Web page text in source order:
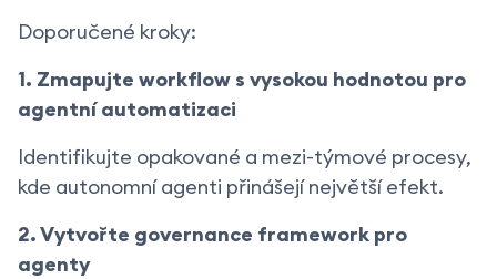
Doporučené kroky:
1. Zmapujte workflow s vysokou hodnotou pro
agentní automatizaci
Identifikujte opakované a mezi-týmové procesy,
kde autonomní agenti přinášejí největší efekt.
2. Vytvořte governance framework pro
agenty